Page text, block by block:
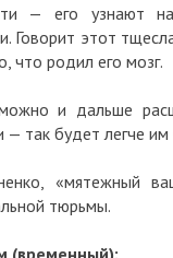
— его узнают
Говорит этот
что родил его мозг.
и дальше
так будет легче им
«мятежный
тюрьмы.
(временный):